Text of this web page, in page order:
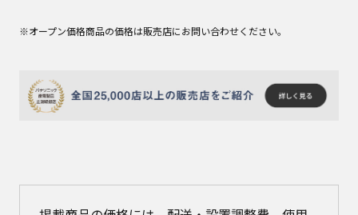
※オープン価格商品の価格は販売店にお問い合わせください。